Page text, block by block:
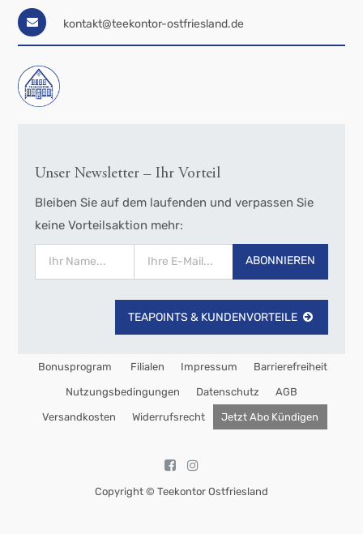
kontakt@teekontor-ostfriesland.de
Unser Newsletter – Ihr Vorteil
Bleiben Sie auf dem laufenden und verpassen Sie
keine Vorteilsaktion mehr:
ABONNIEREN
TEAPOINTS & KUNDENVORTEILE
Bonusprogram Filialen Impressum Barrierefreiheit
Nutzungsbedingungen Datenschutz AGB
Versandkosten Widerrufsrecht Jetzt Abo Kündigen
Copyright © Teekontor Ostfriesland